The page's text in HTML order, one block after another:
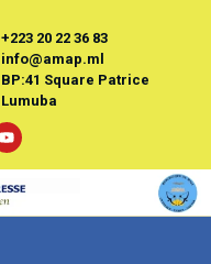
+223 20 22 36 83
info@amap.ml
BP:41 Square Patrice
Lumuba